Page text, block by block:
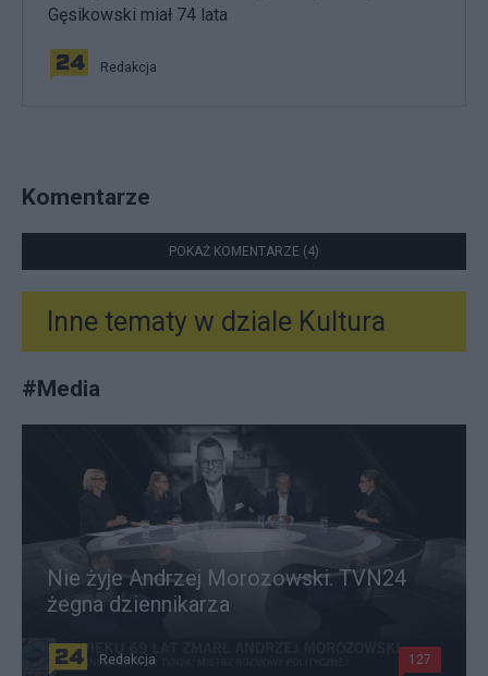
Gęsikowski miał 74 lata
Redakcja
Komentarze
POKAŻ KOMENTARZE (4)
Inne tematy w dziale Kultura
#Media
Nie żyje Andrzej Morozowski. TVN24
żegna dziennikarza
Redakcja 127